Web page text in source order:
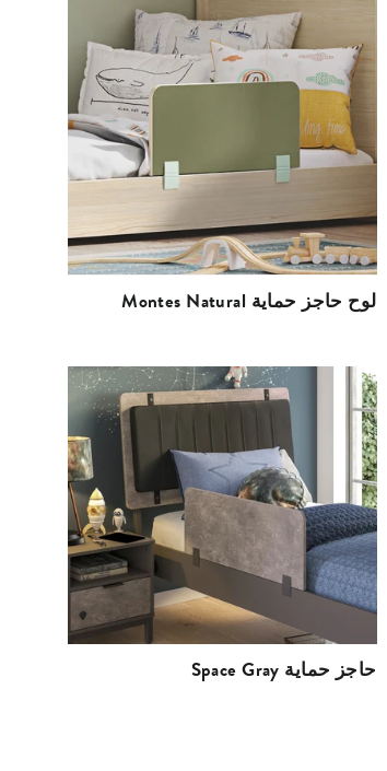
Montes Natural لوح حاجز حماية
Space Gray حاجز حماية